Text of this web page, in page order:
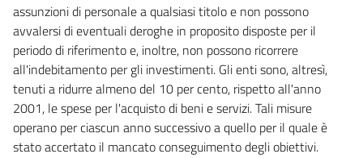
Tabella D
Tabella E
Tabella F(parte 1)
Tabella F(parte 2)
assunzioni di personale a qualsiasi titolo e non possono
avvalersi di eventuali deroghe in proposito disposte per il
periodo di riferimento e, inoltre, non possono ricorrere
all'indebitamento per gli investimenti. Gli enti sono, altresì,
tenuti a ridurre almeno del 10 per cento, rispetto all'anno
2001, le spese per l'acquisto di beni e servizi. Tali misure
operano per ciascun anno successivo a quello per il quale è
stato accertato il mancato conseguimento degli obiettivi.